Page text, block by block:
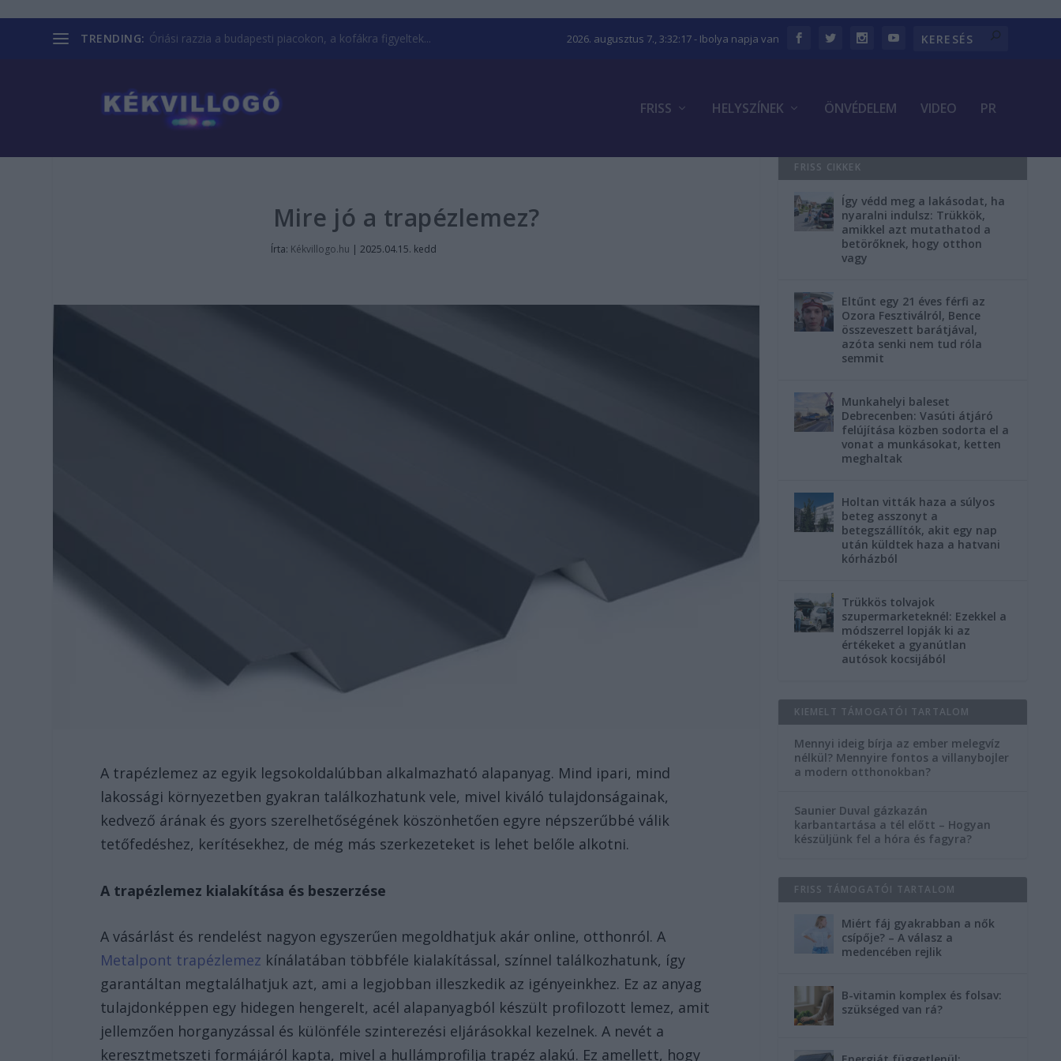
TRENDING: Óriási razzia a budapesti piacokon, a kofákra figyeltek... 2026. augusztus 7., 3:32:17- Ibolya napja van
FRISS HELYSZÍNEK ÖNVÉDELEM VIDEO PR
Mire jó a trapézlemez?
Írta: Kékvillogo.hu |2025.04.15. kedd
A trapézlemez az egyik legsokoldalúbban alkalmazható alapanyag. Mind ipari, mind
lakossági környezetben gyakran találkozhatunk vele, mivel kiváló tulajdonságainak,
kedvező árának és gyors szerelhetőségének köszönhetően egyre népszerűbbé válik
tetőfedéshez, kerítésekhez, de még más szerkezeteket is lehet belőle alkotni.
A trapézlemez kialakítása és beszerzése
A vásárlást és rendelést nagyon egyszerűen megoldhatjuk akár online, otthonról. A
Metalpont trapézlemez kínálatában többféle kialakítással, színnel találkozhatunk, így
garantáltan megtalálhatjuk azt, ami a legjobban illeszkedik az igényeinkhez. Ez az anyag
tulajdonképpen egy hidegen hengerelt, acél alapanyagból készült profilozott lemez, amit
jellemzően horganyzással és különféle szinterezési eljárásokkal kezelnek. A nevét a
keresztmetszeti formájáról kapta, mivel a hullámprofilja trapéz alakú. Ez amellett, hogy
FRISS CIKKEK
Így védd meg a lakásodat, ha
nyaralni indulsz: Trükkök,
amikkel azt mutathatod a
betörőknek, hogy otthon
vagy
Eltűnt egy 21 éves férfi az
Ozora Fesztiválról, Bence
összeveszett barátjával,
azóta senki nem tud róla
semmit
Munkahelyi baleset
Debrecenben: Vasúti átjáró
felújítása közben sodorta el a
vonat a munkásokat, ketten
meghaltak
Holtan vitták haza a súlyos
beteg asszonyt a
betegszállítók, akit egy nap
után küldtek haza a hatvani
kórházból
Trükkös tolvajok
szupermarketeknél: Ezekkel a
módszerrel lopják ki az
értékeket a gyanútlan
autósok kocsijából
KIEMELT TÁMOGATÓI TARTALOM
Mennyi ideig bírja az ember melegvíz
nélkül? Mennyire fontos a villanybojler
a modern otthonokban?
Saunier Duval gázkazán
karbantartása a tél előtt – Hogyan
készüljünk fel a hóra és fagyra?
FRISS TÁMOGATÓI TARTALOM
Miért fáj gyakrabban a nők
csípője? – A válasz a
medencében rejlik
B-vitamin komplex és folsav:
szükséged van rá?